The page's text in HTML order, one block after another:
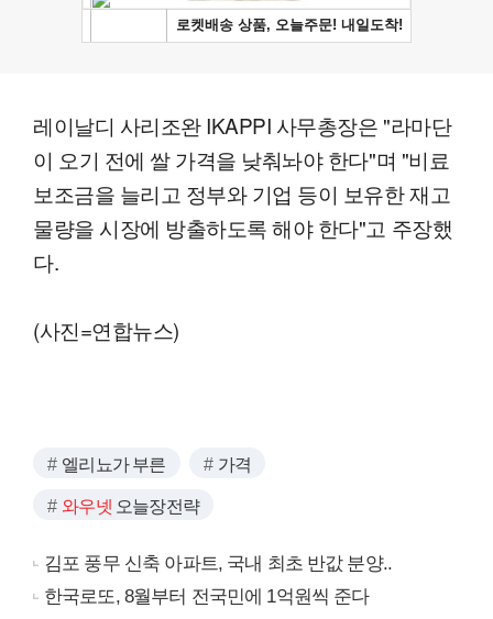
레이날디 사리조완 IKAPPI 사무총장은 "라마단
이 오기 전에 쌀 가격을 낮춰놔야 한다"며 "비료
보조금을 늘리고 정부와 기업 등이 보유한 재고
물량을 시장에 방출하도록 해야 한다"고 주장했
다.
(사진=연합뉴스)
엘리뇨가 부른 가격
와우넷 오늘장전략
김포 풍무 신축 아파트, 국내 최초 반값 분양..
한국로또, 8월부터 전국민에 1억원씩 준다